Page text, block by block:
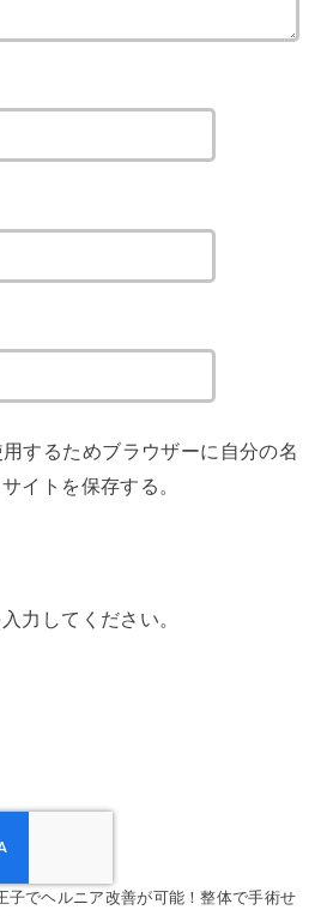
するためブラウザーに自分の名
イトを保存する。
力してください。
子でヘルニア改善が可能！整体で手術せ